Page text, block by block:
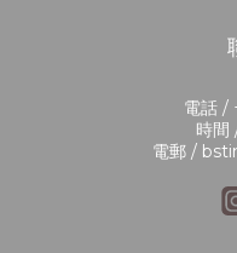
電話 /
時
電郵 /